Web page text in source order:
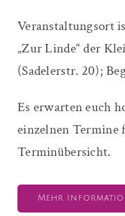
Veranstaltungsort
„Zur Linde“ der
(Sadelerstr. 20);
Es erwarten euch
einzelnen Termine
Terminübersicht.
Mehr